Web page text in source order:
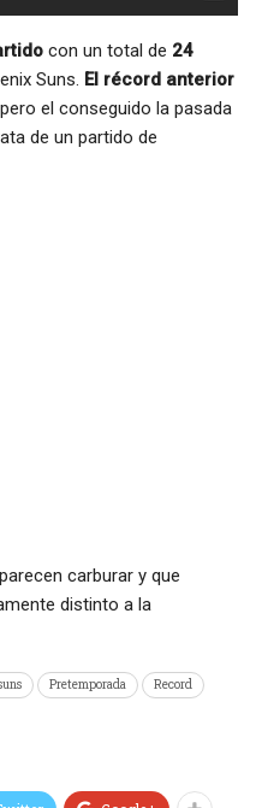
con un total de 24
Suns. El récord anterior
el conseguido la pasada
de un partido de
carburar y que
distinto a la
Pretemporada
Record